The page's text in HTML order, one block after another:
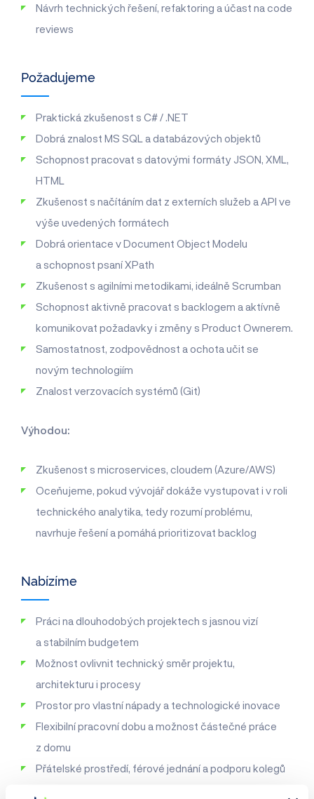
Návrh technických řešení, refaktoring a účast na code
reviews
Požadujeme
Praktická zkušenost s C# / .NET
Dobrá znalost MS SQL a databázových objektů
Schopnost pracovat s datovými formáty JSON, XML,
HTML
Zkušenost s načítáním dat z externích služeb a API ve
výše uvedených formátech
Dobrá orientace v Document Object Modelu
a schopnost psaní XPath
Zkušenost s agilními metodikami, ideálně Scrumban
Schopnost aktivně pracovat s backlogem a aktívně
komunikovat požadavky i změny s Product Ownerem.
Samostatnost, zodpovědnost a ochota učit se
novým technologiím
Znalost verzovacích systémů (Git)
Výhodou:
Zkušenost s microservices, cloudem (Azure/AWS)
Oceňujeme, pokud vývojář dokáže vystupovat i v roli
technického analytika, tedy rozumí problému,
navrhuje řešení a pomáhá prioritizovat backlog
Nabízíme
Práci na dlouhodobých projektech s jasnou vizí
a stabilním budgetem
Možnost ovlivnit technický směr projektu,
architekturu i procesy
Prostor pro vlastní nápady a technologické inovace
Flexibilní pracovní dobu a možnost částečné práce
z domu
Přátelské prostředí, férové jednání a podporu kolegů